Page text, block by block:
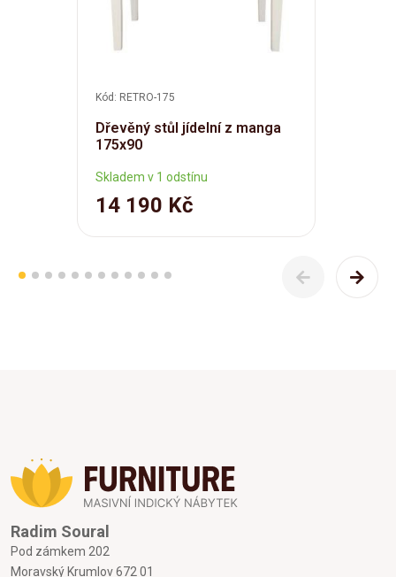
Kód: RETRO-175
Dřevěný stůl jídelní z manga
175x90
Skladem v 1 odstínu
14 190 Kč
Radim Soural
Pod zámkem 202
Moravský Krumlov 672 01